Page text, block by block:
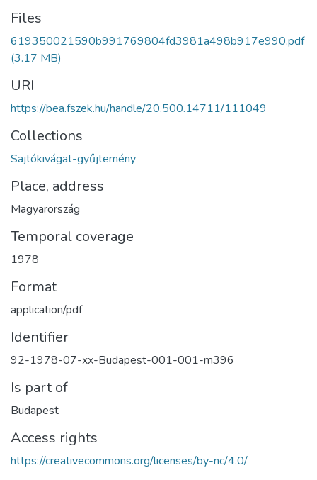
Files
619350021590b991769804fd3981a498b917e990.pdf
(3.17 MB)
URI
https://bea.fszek.hu/handle/20.500.14711/111049
Collections
Sajtókivágat-gyűjtemény
Place, address
Magyarország
Temporal coverage
1978
Format
application/pdf
Identifier
92-1978-07-xx-Budapest-001-001-m396
Is part of
Budapest
Access rights
https://creativecommons.org/licenses/by-nc/4.0/